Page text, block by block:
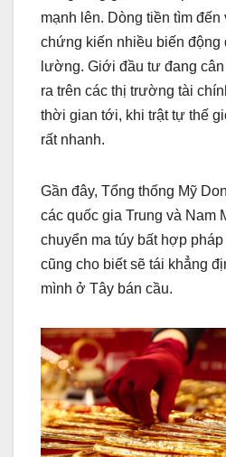
mạnh lên. Dòng tiền tìm
chứng kiến nhiều biến động
lường. Giới đầu tư đang
ra trên các thị trường tài
thời gian tới, khi trật tự thế
rất nhanh.
Gần đây, Tổng thống Mỹ
các quốc gia Trung và Nam
chuyển ma túy bất hợp
cũng cho biết sẽ tái khẳng
mình ở Tây bán cầu.